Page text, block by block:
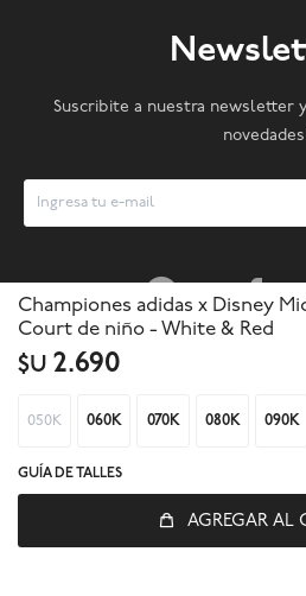
Championes adidas x Disney
Court de niño - White & Red
$U 2.690
050K 060K 070K 080K 090K
GUÍA DE TALLES
AGREGAR AL
Suscribite a nuestra newsletter
 